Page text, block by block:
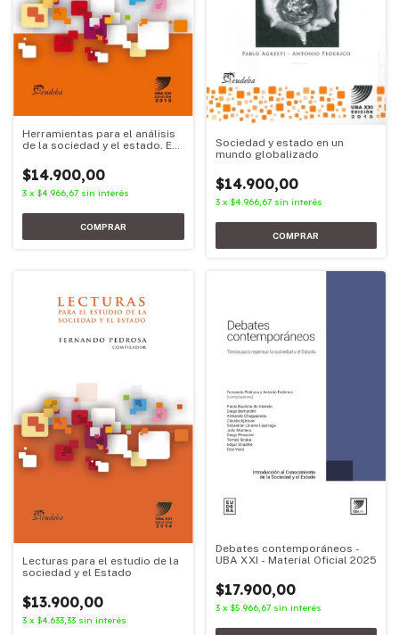
Herramientas para el análisis
de la sociedad y el estado. Ed.
$14.900,00
3 x $4.966,67 sin interés
Sociedad y estado en un
mundo globalizado
$14.900,00
3 x $4.966,67 sin interés
Lecturas para el estudio de la
sociedad y el Estado
$13.900,00
3 x $4.633,33 sin interés
Debates contemporáneos -
UBA XXI - Material Oficial 2025
$17.900,00
3 x $5.966,67 sin interés